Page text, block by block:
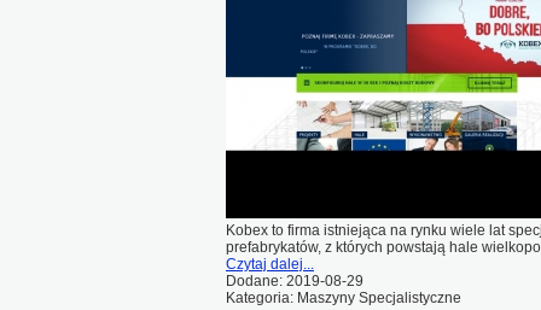
Kobex to firma istniejąca na rynku wiele lat
prefabrykatów, z których powstają hale
Czytaj dalej...
Dodane: 2019-08-29
Kategoria: Maszyny Specjalistyczne